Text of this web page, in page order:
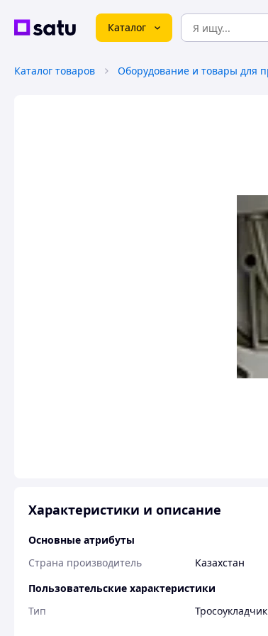
Каталог
Каталог товаров
Характеристики и описание
Основные атрибуты
Страна производитель
Казахстан
Пользовательские характеристики
Тип
Тросоукладчик